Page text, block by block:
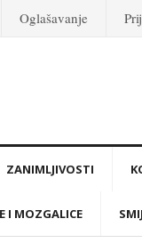
Oglašavanje
ZANIMLJIVOSTI
I MOZGALICE